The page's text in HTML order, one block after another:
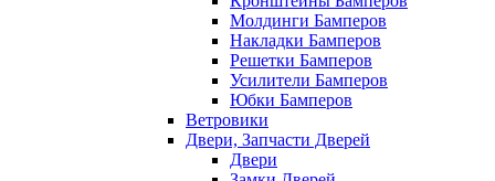
Молдинги Бамперов
Накладки Бамперов
Решетки Бамперов
Усилители Бамперов
Юбки Бамперов
Ветровики
Двери, Запчасти Дверей
Двери